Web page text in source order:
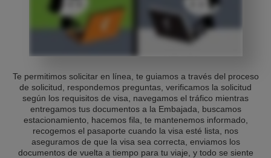
Te permitimos solicitar en línea, te guiamos a través del proceso
de solicitud, respondemos preguntas, verificamos la solicitud
según los requisitos de visa, navegamos el tráfico mientras
entregamos tus documentos a la Embajada, buscamos
estacionamiento, hacemos fila, te mantenemos informado,
recogemos el pasaporte cuando la visa esté lista, nos
aseguramos de que la visa sea correcta, enviamos los
documentos de vuelta a tiempo para tu viaje, y todo se siente